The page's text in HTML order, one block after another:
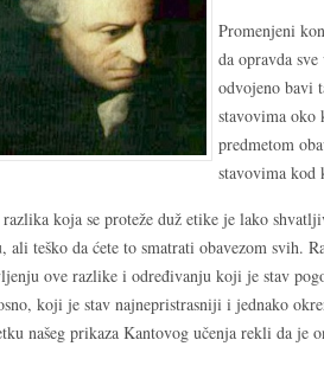
Promenjeni
da opravda
odvojeno bavi
stavovima oko
predmetom
stavovima kod
koja se proteže duž etike je lako
ali teško da ćete to smatrati obavezom svih.
ove razlike i određivanju koji je stav
koji je stav najnepristrasniji i jednako
našeg prikaza Kantovog učenja rekli da